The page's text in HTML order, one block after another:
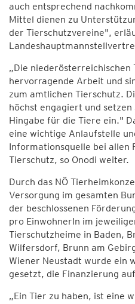
auch entsprechend
Mittel dienen zu
der Tierschutzvereine",
„Die niederösterreichischen
hervorragende Arbeit und
zum amtlichen Tierschutz.
höchst engagiert und
Hingabe für die Tiere ein."
eine wichtige Anlaufstelle
Informationsquelle bei allen
Tierschutz, so Onodi weiter.
Durch das NÖ
Versorgung im gesamten
der beschlossenen
pro EinwohnerIn im
Tierschutzheime in Baden,
Wilfersdorf, Brunn am
Wiener Neustadt wurde ein
gesetzt, die Finanzierung
„Ein Tier zu haben, ist eine